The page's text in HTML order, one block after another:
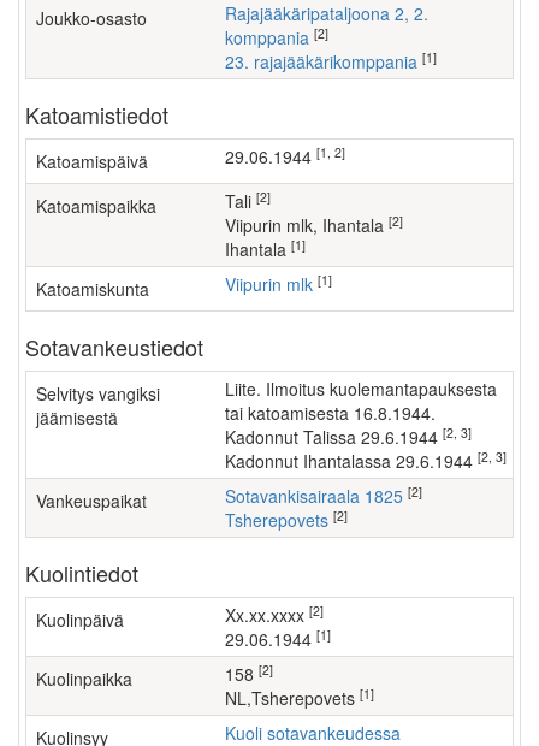
Joukko-osasto
Rajajääkäripataljoona 2, 2.
komppania [2]
23. rajajääkärikomppania [1]
Katoamistiedot
Katoamispäivä 29.06.1944 [1, 2]
Katoamispaikka Tali [2]
Viipurin mlk, Ihantala [2]
Ihantala [1]
Katoamiskunta Viipurin mlk [1]
Sotavankeustiedot
Selvitys vangiksi
jäämisestä
Liite. Ilmoitus kuolemantapauksesta
tai katoamisesta 16.8.1944.
Kadonnut Talissa 29.6.1944 [2, 3]
kadonnut Ihantalassa 29.6.1944 [2, 3]
Vankeuspaikat Sotavankisairaala 1825 [2]
Tsherepovets [2]
Kuolintiedot
Kuolinpäivä xx.xx.xxxx [2]
29.06.1944 [1]
Kuolinpaikka 158 [2]
NL,Tsherepovets [1]
Kuolinsyy
Kuoli sotavankeudessa